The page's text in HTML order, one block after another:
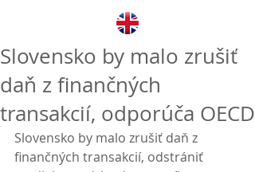
Slovensko by malo zrušiť
daň z finančných
transakcií, odporúča OECD
Slovensko by malo zrušiť daň z
finančných transakcií, odstrániť